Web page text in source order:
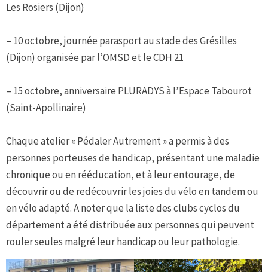
Les Rosiers (Dijon)
– 10 octobre, journée parasport au stade des Grésilles
(Dijon) organisée par l’OMSD et le CDH 21
– 15 octobre, anniversaire PLURADYS à l’Espace Tabourot
(Saint-Apollinaire)
Chaque atelier « Pédaler Autrement » a permis à des
personnes porteuses de handicap, présentant une maladie
chronique ou en rééducation, et à leur entourage, de
découvrir ou de redécouvrir les joies du vélo en tandem ou
en vélo adapté. A noter que la liste des clubs cyclos du
département a été distribuée aux personnes qui peuvent
rouler seules malgré leur handicap ou leur pathologie.